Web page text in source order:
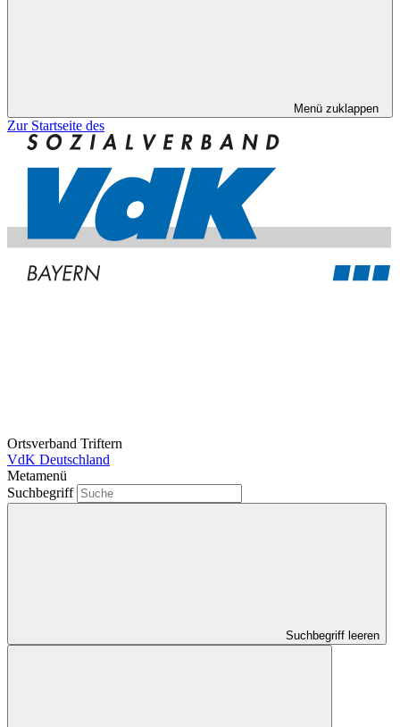
Menü zuklappen
Zur Startseite des
Ortsverband Triftern
VdK Deutschland
Metamenü
Suchbegriff
Suchbegriff leeren